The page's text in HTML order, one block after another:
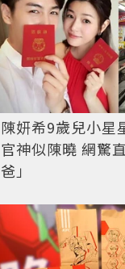
陳妍希9歲兒小星
官神似陳曉 網驚
爸」